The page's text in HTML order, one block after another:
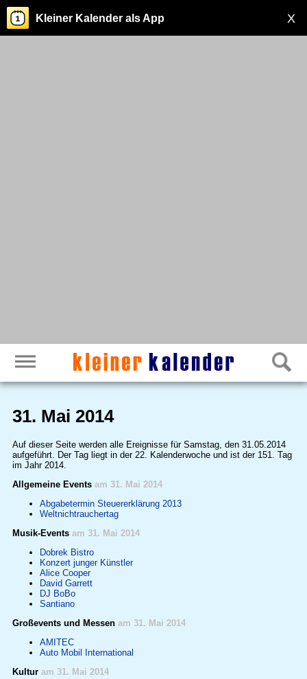
X
Kleiner Kalender als App
31. Mai 2014
Auf dieser Seite werden alle Ereignisse für Samstag, den 31.05.2014
aufgeführt. Der Tag liegt in der 22. Kalenderwoche und ist der 151. Tag
im Jahr 2014.
Allgemeine Events am 31. Mai 2014
Abgabetermin Steuererklärung 2013
Weltnichtrauchertag
Musik-Events am 31. Mai 2014
Dobrek Bistro
Konzert junger Künstler
Alice Cooper
David Garrett
DJ BoBo
Santiano
Großevents und Messen am 31. Mai 2014
AMITEC
Auto Mobil International
Kultur am 31. Mai 2014